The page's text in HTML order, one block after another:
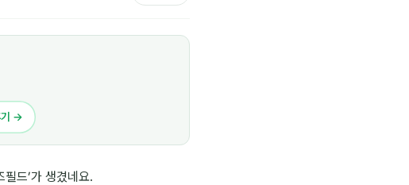
기 →
드’가 생겼네요.